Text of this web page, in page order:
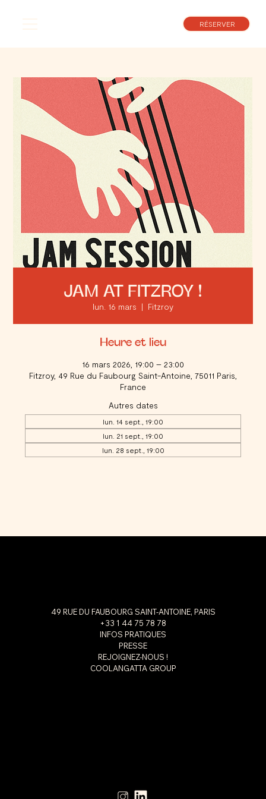
RÉSERVER
JAM AT FITZROY !
lun. 16 mars
  |
Fitzroy
Heure et lieu
16 mars 2026, 19:00 – 23:00
Fitzroy, 49 Rue du Faubourg Saint-Antoine, 75011 Paris,
France
Autres dates
lun. 14 sept., 19:00
lun. 21 sept., 19:00
lun. 28 sept., 19:00
49 RUE DU FAUBOURG SAINT-ANTOINE, PARIS
+33 1 44 75 78 78
INFOS PRATIQUES
PRESSE
REJOIGNEZ-NOUS !
COOLANGATTA GROUP